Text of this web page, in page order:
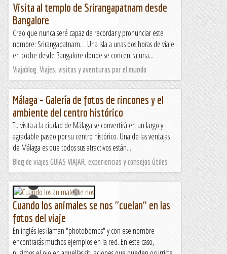
Visita al templo de Srirangapatnam desde
Bangalore
Creo que nunca seré capaz de recordar y pronunciar este
nombre: Srirangapatnam… Una isla a unas dos horas de viaje
en coche desde Bangalore donde se concentra una...
Viajablog. Viajes, visitas y aventuras por el mundo
Málaga – Galería de fotos de rincones y el
ambiente del centro histórico
Tu visita a la ciudad de Málaga se convertirá en un largo y
agradable paseo por su centro histórico. Una de las ventajas
de Málaga es que todos sus atractivos están...
Blog de viajes GUIAS VIAJAR, experiencias y consejos útiles
Cuando los animales se nos "cuelan" en las
fotos del viaje
En inglés les llaman "photobombs" y con ese nombre
encontrarás muchos ejemplos en la red. En este caso,